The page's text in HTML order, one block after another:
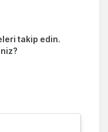
takip edin.